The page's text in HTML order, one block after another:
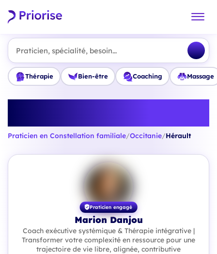
Praticien, spécialité, besoin...
Thérapie Bien-être Coaching Massage
Praticien en Constellation familiale/Occitanie/Hérault
Praticien engagé
Marion Danjou
Coach exécutive systémique & Thérapie intégrative |
Transformer votre complexité en ressource pour une
trajectoire de vie libre, alignée, contributive